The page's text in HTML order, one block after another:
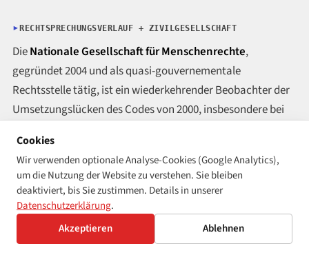
RECHTSPRECHUNGSVERLAUF + ZIVILGESELLSCHAFT
DieNationale Gesellschaft für Menschenrechte,
gegründet 2004 und als quasi-gouvernementale
Rechtsstelle tätig, ist ein wiederkehrender Beobachter der
Umsetzungslücken des Codes von 2000, insbesondere bei
Frauen mit Behinderungen.
Die Abschließenden Bemerkungen des CRPD-Ausschusses
von 2019 zu Saudi-Arabien wiesen explizit auf das
Fortbestehen von Stellvertreter-
Entscheidungsfindungsrahmen und die mangelnde
Cookies
Wir verwenden optionale Analyse-Cookies (Google Analytics),
um die Nutzung der Website zu verstehen. Sie bleiben
deaktiviert, bis Sie zustimmen. Details in unserer
Datenschutzerklärung.
Akzeptieren
Ablehnen